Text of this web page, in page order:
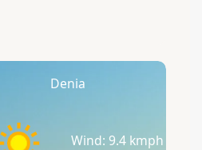
Denia
Wind: 9.4 kmph